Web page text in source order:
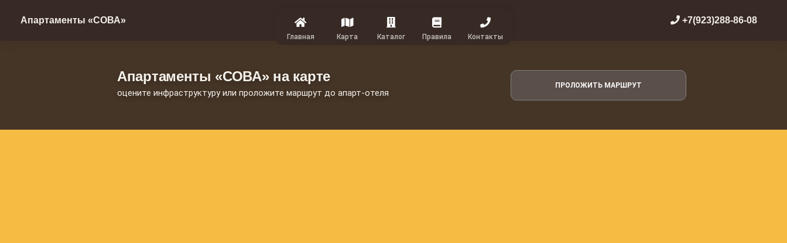
Aпартаменты «СОВА» +7(923)288-86-08
Главная Карта Каталог Правила Контакты
Aпартаменты «СОВА» на карте
оцените инфраструктуру или проложите маршрут до апарт-отеля
ПРОЛОЖИТЬ МАРШРУТ